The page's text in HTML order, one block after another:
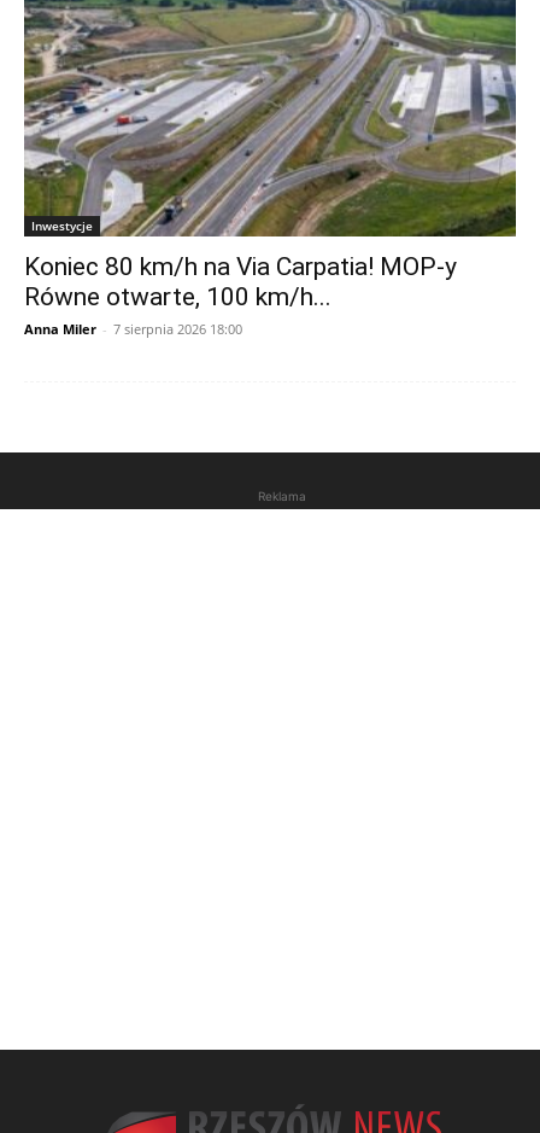
Inwestycje
Koniec 80 km/h na Via Carpatia! MOP-y
Równe otwarte, 100 km/h...
Anna Miler - 7 sierpnia 2026 18:00
Reklama